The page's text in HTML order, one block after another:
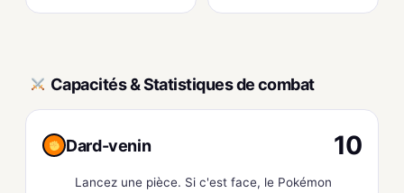
Capacités & Statistiques de combat
Dard-venin 10
Lancez une pièce. Si c'est face, le Pokémon